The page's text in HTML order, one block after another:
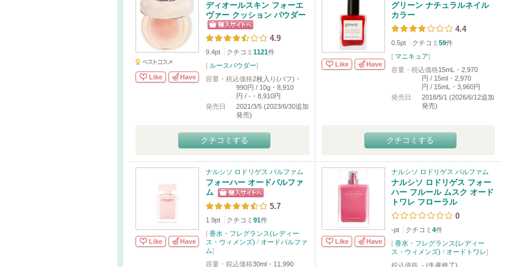
Like Have
ディオールスキン フォーエ
ヴァー クッション パウダー
4.9
9.4pt クチコミ 1121件
[ ルースパウダー]
容量・税込価格2枚入り(パフ)・
990円 / 10g・8,910
円 / -・8,910円
発売日
2021/3/5 (2023/6/30追加
発売)
クチコミする
Like Have
グリーン ナチュラルネイル
カラー
4.4
0.5pt クチコミ 59件
[ マニキュア]
容量・税込価格15mL・2,970
円 / 15ml・2,970
円 / 15mL・3,960円
発売日
2018/5/1 (2026/6/12追加
発売)
クチコミする
Like Have
ナルシソ ロドリゲス パルファム
フォーハー オードパルファ
ム
5.7
1.9pt クチコミ 91件
[ 香水・フレグランス(レディー
ス・ウィメンズ) / オードパルファ
ム]
容量・税込価格30ml・11,990
Like Have
ナルシソ ロドリゲス パルファム
ナルシソ ロドリゲス フォー
ハー フルール ムスク オード
トワレ フローラル
0
-pt クチコミ 4件
[ 香水・フレグランス(レディー
ス・ウィメンズ) / オードトワレ]
税込価格 - (生産終了)